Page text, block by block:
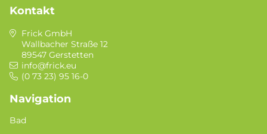
Kontakt
Frick GmbH
Wallbacher Straße 12
89547 Gerstetten
info@frick.eu
(0 73 23) 95 16-0
Navigation
Bad